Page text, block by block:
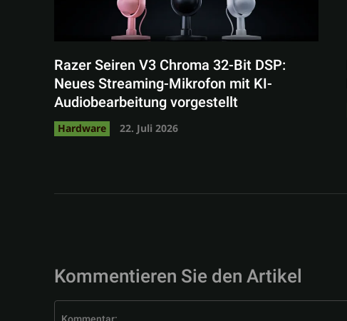
Razer Seiren V3 Chroma 32-Bit DSP:
Neues Streaming-Mikrofon mit KI-
Audiobearbeitung vorgestellt
Hardware 22. Juli 2026
Kommentieren Sie den Artikel